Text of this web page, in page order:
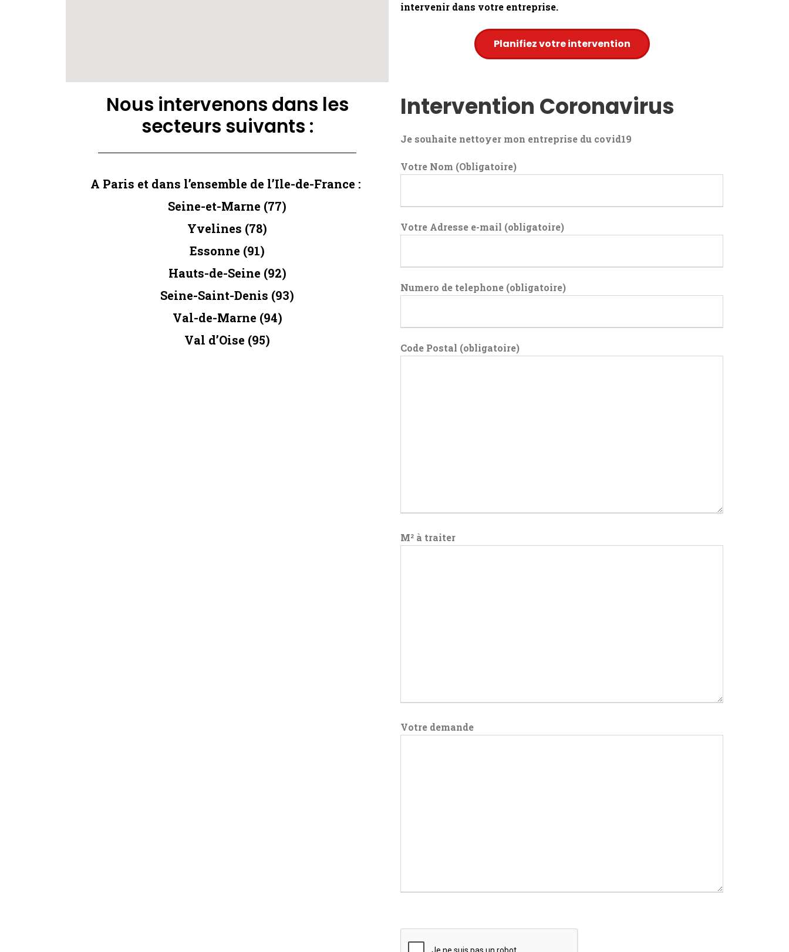
intervenir dans votre entreprise.
Planifiez votre intervention
Nous intervenons dans les
secteurs suivants :
A Paris et dans l’ensemble de l’Ile-de-France :
Seine-et-Marne (77)
Yvelines (78)
Essonne (91)
Hauts-de-Seine (92)
Seine-Saint-Denis (93)
Val-de-Marne (94)
Val d’Oise (95)
Intervention Coronavirus
Je souhaite nettoyer mon entreprise du covid19
Votre Nom (Obligatoire)
Votre Adresse e-mail (obligatoire)
Numero de telephone (obligatoire)
Code Postal (obligatoire)
M² à traiter
Votre demande